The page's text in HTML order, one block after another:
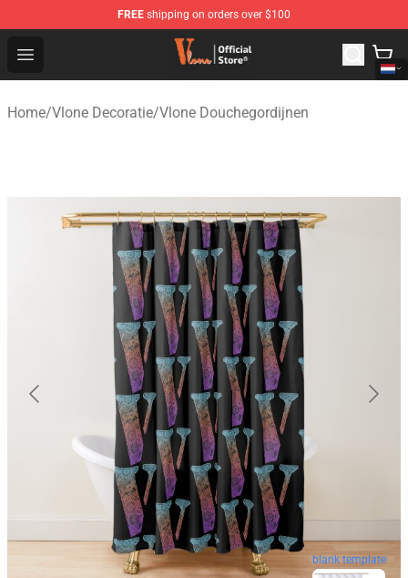
FREE shipping on orders over $100
Open menu
Vlone Shop - Official Vlone Merchandise Store
Home/Vlone Decoratie/Vlone Douchegordijnen
blank template